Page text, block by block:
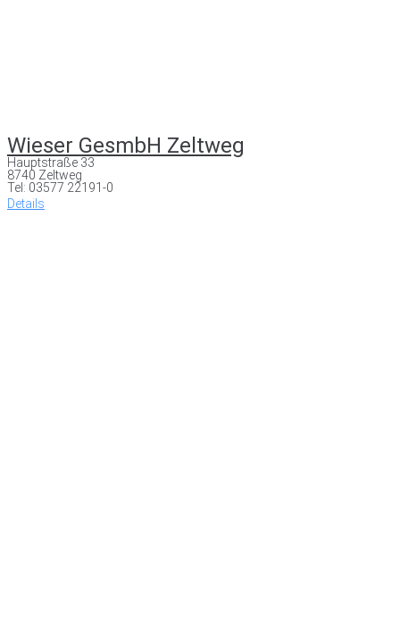
Wieser GesmbH Zeltweg
Hauptstraße 33
8740 Zeltweg
Tel: 03577 22191-0
Details